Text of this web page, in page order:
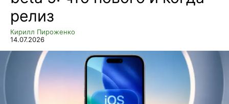
релиз
Кирилл Пироженко
14.07.2026